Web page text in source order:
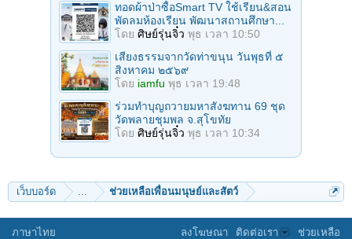
ทอดผ้าป่าซื้อSmart TV ใช้เรียน&สอน
พัดลมห้องเรียน พัฒนาสถานศึกษา...
โดย ศิษย์รุ่นจิ๋ว พุธ เวลา 10:50
เสียงธรรมจากวัดท่าขนุน วันพุธที่ ๕
สิงหาคม ๒๕๖๙
โดย iamfu พุธ เวลา 19:48
ร่วมทําบุญถวายมหาสังฆทาน 69 ชุด
วัดพลายชุมพล จ.สุโขทัย
โดย ศิษย์รุ่นจิ๋ว พุธ เวลา 10:34
เว็บบอร์ด ... ช่วยเหลือเพื่อนมนุษย์และสัตว์
ภาษาไทย ลงโฆษณา ติดต่อเรา ช่วยเหลือ